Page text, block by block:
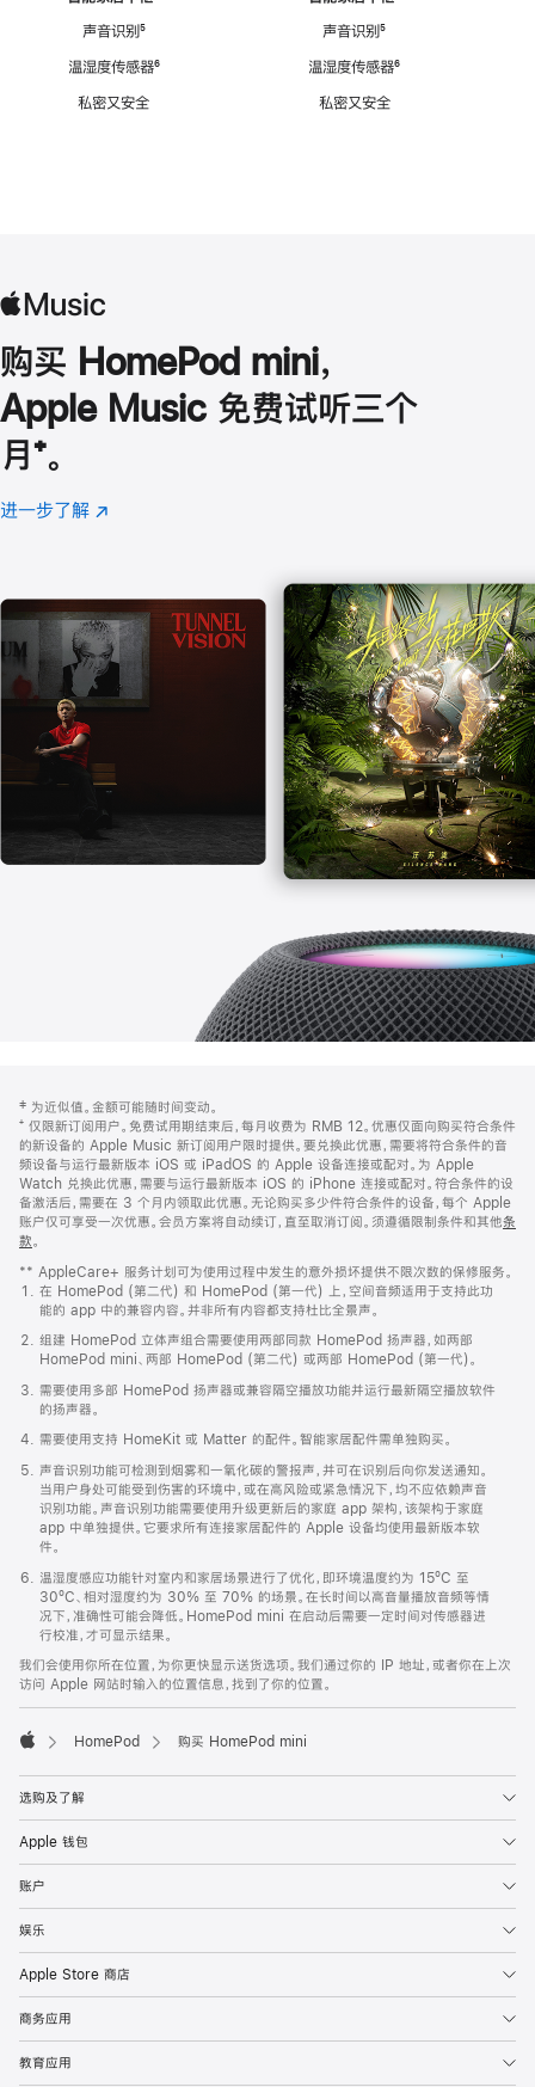
声音识别脚
⁵
温湿度传感器脚
⁶
私密又安全
声音识别脚
⁵
温湿度传感器脚
⁶
私密又安全
购买 HomePod mini，
Apple Music 免费试听三个
月 脚
注
⁺。
进一步了解 Apple
(在
口
中
打
开)
页
页
脚
注
‡ 为近似值。金额可能随时间变动。
⁺ 仅限新订阅用户。免费试用期结束后，每月收费为 RMB 12。优惠仅面向购买符合条件
的新设备的 Apple Music 新订阅用户限时提供。要兑换此优惠，需要将符合条件的音
频设备与运行最新版本 iOS 或 iPadOS 的 Apple 设备连接或配对。为 Apple
Watch 兑换此优惠，需要与运行最新版本 iOS 的 iPhone 连接或配对。符合条件的设
备激活后，需要在 3 个月内领取此优惠。无论购买多少件符合条件的设备，每个 Apple
账户仅可享受一次优惠。会员方案将自动续订，直至取消订阅。须遵循限制条件和其他条
款。
窗
口
中
打
开)
** AppleCare+ 服务计划可为使用过程中发生的意外损坏提供不限次数的保修服务。
在 HomePod (第二代) 和 HomePod (第一代) 上，空间音频适用于支持此功
能的 app 中的兼容内容。并非所有内容都支持杜比全景声。
组建 HomePod 立体声组合需要使用两部同款 HomePod 扬声器，如两部
HomePod mini、两部 HomePod (第二代) 或两部 HomePod (第一代)。
需要使用多部 HomePod 扬声器或兼容隔空播放功能并运行最新隔空播放软件
的扬声器。
需要使用支持 HomeKit 或 Matter 的配件。智能家居配件需单独购买。
声音识别功能可检测到烟雾和一氧化碳的警报声，并可在识别后向你发送通知。
当用户身处可能受到伤害的环境中，或在高风险或紧急情况下，均不应依赖声音
识别功能。声音识别功能需要使用升级更新后的家庭 app 架构，该架构于家庭
app 中单独提供。它要求所有连接家居配件的 Apple 设备均使用最新版本软
件。
温湿度感应功能针对室内和家居场景进行了优化，即环境温度约为 15ºC 至
30ºC、相对湿度约为 30% 至 70% 的场景。在长时间以高音量播放音频等情
况下，准确性可能会降低。HomePod mini 在启动后需要一定时间对传感器进
行校准，才可显示结果。
我们会使用你所在位置，为你更快显示送货选项。我们通过你的 IP 地址，或者你在上次
访问 Apple 网站时输入的位置信息，找到了你的位置。
HomePod 购买 HomePod mini
选购及了解
Apple 钱包
账户
娱乐
Apple Store 商店
商务应用
教育应用